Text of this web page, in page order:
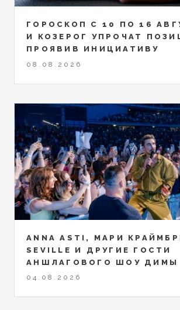
ГОРОСКОП С 10 ПО 16
И КОЗЕРОГ УПРОЧАТ
ПРОЯВИВ ИНИЦИАТИВУ
08.08.2026
ANNA ASTI, МАРИ
SEVILLE И ДРУГИЕ ГОСТИ
АНШЛАГОВОГО ШОУ ДИМЫ
04.08.2026